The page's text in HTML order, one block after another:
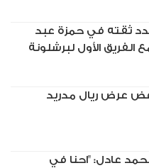
ثقته في حمزة عبد
الفريق الأول لبرشلونة
عرض ريال مدريد
عادل: "احنا في